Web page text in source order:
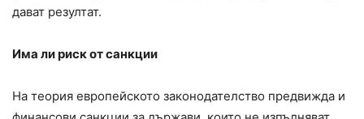
дават резултат.
Има ли риск от санкции
На теория европейското законодателство предвижда и